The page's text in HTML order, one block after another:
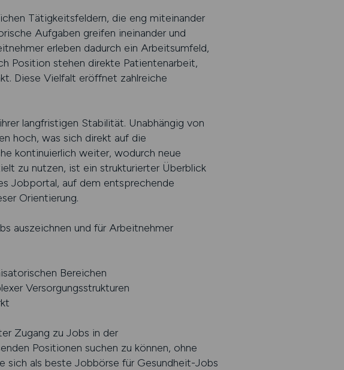
Tätigkeitsfeldern, die eng miteinander
Aufgaben greifen ineinander und
erleben dadurch ein Arbeitsumfeld,
Position stehen direkte Patientenarbeit,
Diese Vielfalt eröffnet zahlreiche
langfristigen Stabilität. Unabhängig von
hoch, was sich direkt auf die
kontinuierlich weiter, wodurch neue
zu nutzen, ist ein strukturierter Überblick
Jobportal, auf dem entsprechende
Orientierung.
auszeichnen und für Arbeitnehmer
Bereichen
Versorgungsstrukturen
Zugang zu Jobs in der
Positionen suchen zu können, ohne
sich als beste Jobbörse für Gesundheit-Jobs